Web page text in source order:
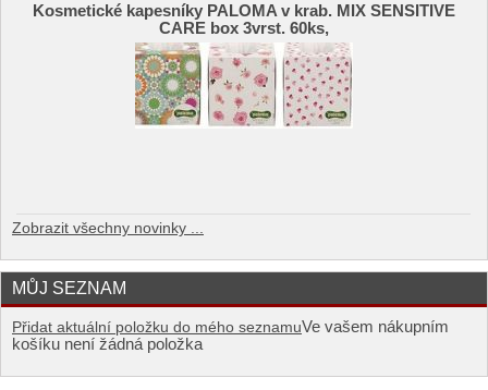
Kosmetické kapesníky PALOMA v krab. MIX SENSITIVE
CARE box 3vrst. 60ks,
Zobrazit všechny novinky ...
MŮJ SEZNAM
Přidat aktuální položku do mého seznamuVe vašem nákupním
košíku není žádná položka